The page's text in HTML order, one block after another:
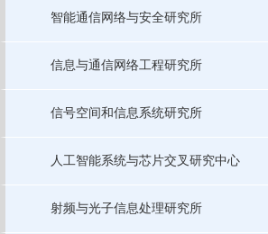
智能通信网络与安全研究所
信息与通信网络工程研究所
信号空间和信息系统研究所
人工智能系统与芯片交叉研究中心
射频与光子信息处理研究所